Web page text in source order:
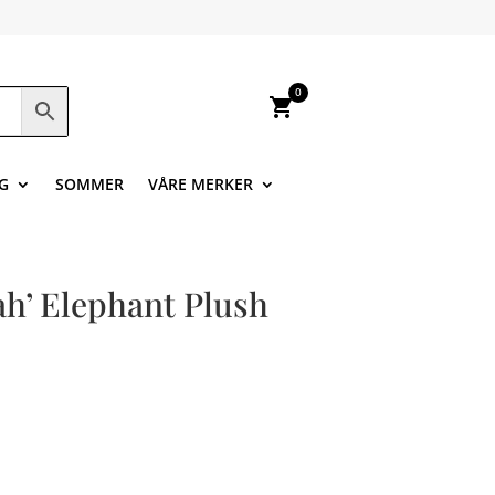
shopping_cart
0
SOMMER VÅRE MERKER
Elephant Plush